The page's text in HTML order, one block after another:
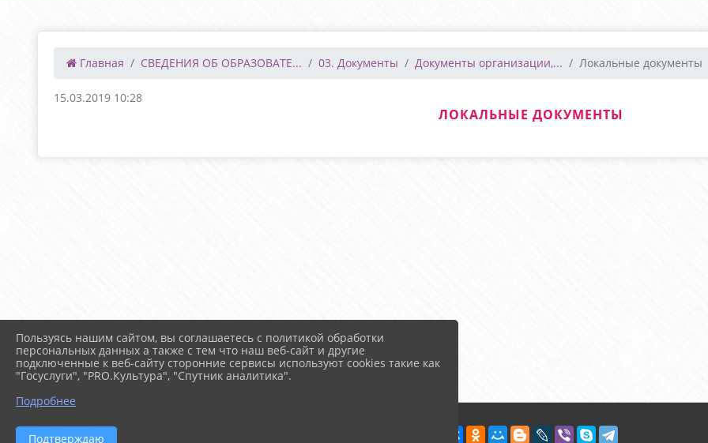
Главная СВЕДЕНИЯ ОБ ОБРАЗОВАТЕ... 03. Документы Документы организации,... Локальные документы
15.03.2019 10:28
ЛОКАЛЬНЫЕ ДОКУМЕНТЫ
Пользуясь нашим сайтом, вы соглашаетесь с политикой обработки
персональных данных а также с тем что наш веб-сайт и другие
подключенные к веб-сайту сторонние сервисы используют cookies такие как
"Госуслуги", "PRO.Культура", "Спутник аналитика".
Подробнее
Подтверждаю